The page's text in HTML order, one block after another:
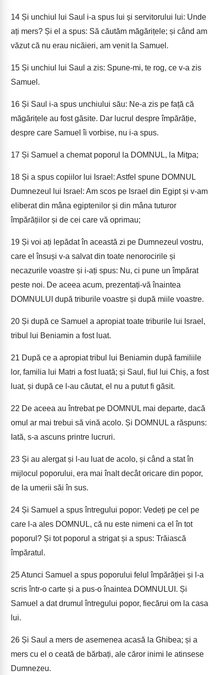
14 Și unchiul lui Saul i-a spus lui și servitorului lui: Unde
ați mers? Și el a spus: Să căutăm măgărițele; și când am
văzut că nu erau nicăieri, am venit la Samuel.
15 Și unchiul lui Saul a zis: Spune-mi, te rog, ce v-a zis
Samuel.
16 Și Saul i-a spus unchiului său: Ne-a zis pe față că
măgărițele au fost găsite. Dar lucrul despre împărăție,
despre care Samuel îi vorbise, nu i-a spus.
17 Și Samuel a chemat poporul la DOMNUL, la Mițpa;
18 Și a spus copiilor lui Israel: Astfel spune DOMNUL
Dumnezeul lui Israel: Am scos pe Israel din Egipt și v-am
eliberat din mâna egiptenilor și din mâna tuturor
împărățiilor și de cei care vă oprimau;
19 Și voi ați lepădat în această zi pe Dumnezeul vostru,
care el însuși v-a salvat din toate nenorocirile și
necazurile voastre și i-ați spus: Nu, ci pune un împărat
peste noi. De aceea acum, prezentați-vă înaintea
DOMNULUI după triburile voastre și după miile voastre.
20 Și după ce Samuel a apropiat toate triburile lui Israel,
tribul lui Beniamin a fost luat.
21 După ce a apropiat tribul lui Beniamin după familiile
lor, familia lui Matri a fost luată; și Saul, fiul lui Chiș, a fost
luat, și după ce l-au căutat, el nu a putut fi găsit.
22 De aceea au întrebat pe DOMNUL mai departe, dacă
omul ar mai trebui să vină acolo. Și DOMNUL a răspuns:
Iată, s-a ascuns printre lucruri.
23 Și au alergat și l-au luat de acolo, și când a stat în
mijlocul poporului, era mai înalt decât oricare din popor,
de la umerii săi în sus.
24 Și Samuel a spus întregului popor: Vedeți pe cel pe
care l-a ales DOMNUL, că nu este nimeni ca el în tot
poporul? Și tot poporul a strigat și a spus: Trăiască
împăratul.
25Atunci Samuel a spus poporului felul împărăției și l-a
scris într-o carte și a pus-o înaintea DOMNULUI. Și
Samuel a dat drumul întregului popor, fiecărui om la casa
lui.
26 Și Saul a mers de asemenea acasă la Ghibea; și a
mers cu el o ceată de bărbați, ale căror inimi le atinsese
Dumnezeu.